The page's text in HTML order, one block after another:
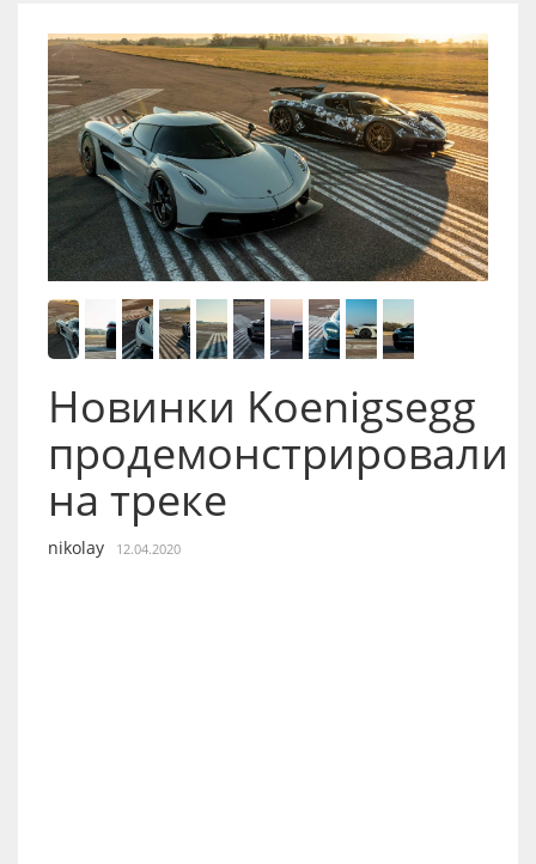
Новинки Koenigsegg
продемонстрировали
на треке
nikolay 12.04.2020